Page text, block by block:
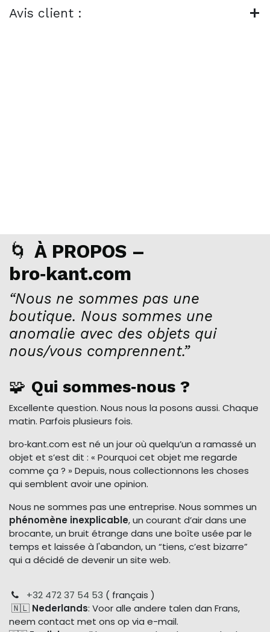
Avis client :
🌀 À PROPOS –
bro‑kant.com
“Nous ne sommes pas une
boutique. Nous sommes une
anomalie avec des objets qui
nous/vous comprennent.”
🧩 Qui sommes‑nous ?
Excellente question. Nous nous la posons aussi. Chaque
matin. Parfois plusieurs fois.
bro‑kant.com est né un jour où quelqu’un a ramassé un
objet et s’est dit : « Pourquoi cet objet me regarde
comme ça ? » Depuis, nous collectionnons les choses
qui semblent avoir une opinion.
Nous ne sommes pas une entreprise. Nous sommes un
phénomène inexplicable, un courant d’air dans une
brocante, un bruit étrange dans une boîte usée par le
temps et laissée à l'abandon, un “tiens, c’est bizarre”
qui a décidé de devenir un site web.
+32 472 37 54 53 ( français )
🇳🇱 Nederlands: Voor alle andere talen dan Frans,
neem contact met ons op via e-mail.